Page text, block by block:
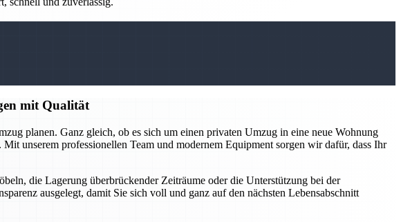
mit Qualität
planen. Ganz gleich, ob es sich um einen privaten Umzug in eine neue Wohnung
unserem professionellen Team und modernem Equipment sorgen wir dafür, dass Ihr
die Lagerung überbrückender Zeiträume oder die Unterstützung bei der
ausgelegt, damit Sie sich voll und ganz auf den nächsten Lebensabschnitt